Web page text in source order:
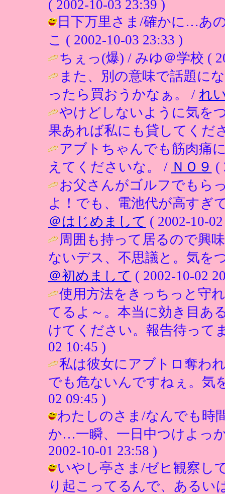
( 2002-10-03 23:39 )
日下万里さま/確かに…あ
こ ( 2002-10-03 23:33 )
ちぇっ(爆) / みゆ＠学校 (
また、別の意味で話題に
ったら買おうかなぁ。 / れ
やけどしないように気を
果あれば私にも貸してくだ
アブトちゃんでも筋肉痛
えてくださいな。 / ＮＯ９ (
お父さんがゴルフでもら
よ！でも、電池代が高すぎ
＠はじめまして ( 2002-10-
周囲も持って居るので興
ないデス、不思議と。気を
＠初めまして ( 2002-10-02
使用方法をきっちっと守
てるよ～。本当に効き目あ
けてください。報告待って
02 10:45 )
私は彼女にアブトロ奪わ
でも危ないんですねぇ。気
02 09:45 )
わたしのさま/なんでも時
か…一瞬、一日中つけよっ
2002-10-01 23:58 )
いやし亭さま/ゼヒ観察し
り起こってるんで、あるい